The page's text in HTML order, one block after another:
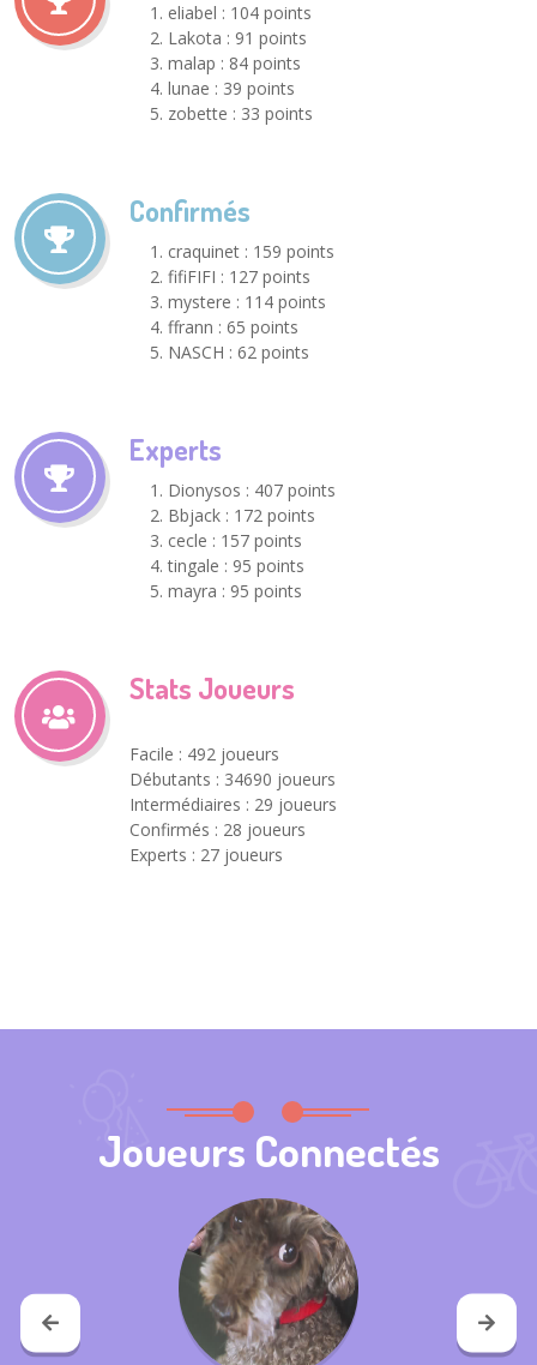
eliabel : 104 points
Lakota : 91 points
malap : 84 points
lunae : 39 points
zobette : 33 points
Confirmés
craquinet : 159 points
fifiFIFI : 127 points
mystere : 114 points
ffrann : 65 points
NASCH : 62 points
Experts
Dionysos : 407 points
Bbjack : 172 points
cecle : 157 points
tingale : 95 points
mayra : 95 points
Stats Joueurs
Facile : 492 joueurs
Débutants : 34690 joueurs
Intermédiaires : 29 joueurs
Confirmés : 28 joueurs
Experts : 27 joueurs
Joueurs Connectés